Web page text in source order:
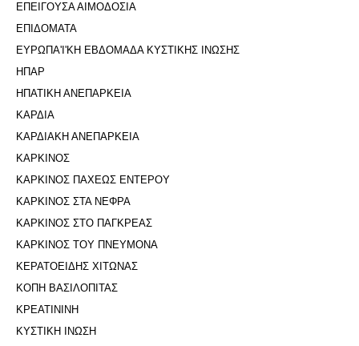
ΕΠΕΙΓΟΥΣΑ ΑΙΜΟΔΟΣΙΑ
ΕΠΙΔΟΜΑΤΑ
ΕΥΡΩΠΑ'Ι'ΚΗ ΕΒΔΟΜΑΔΑ ΚΥΣΤΙΚΗΣ ΙΝΩΣΗΣ
ΗΠΑΡ
ΗΠΑΤΙΚΗ ΑΝΕΠΑΡΚΕΙΑ
ΚΑΡΔΙΑ
ΚΑΡΔΙΑΚΗ ΑΝΕΠΑΡΚΕΙΑ
ΚΑΡΚΙΝΟΣ
ΚΑΡΚΙΝΟΣ ΠΑΧΕΩΣ ΕΝΤΕΡΟΥ
ΚΑΡΚΙΝΟΣ ΣΤΑ ΝΕΦΡΑ
ΚΑΡΚΙΝΟΣ ΣΤΟ ΠΑΓΚΡΕΑΣ
ΚΑΡΚΙΝΟΣ ΤΟΥ ΠΝΕΥΜΟΝΑ
ΚΕΡΑΤΟΕΙΔΗΣ ΧΙΤΩΝΑΣ
ΚΟΠΗ ΒΑΣΙΛΟΠΙΤΑΣ
ΚΡΕΑΤΙΝΙΝΗ
ΚΥΣΤΙΚΗ ΙΝΩΣΗ